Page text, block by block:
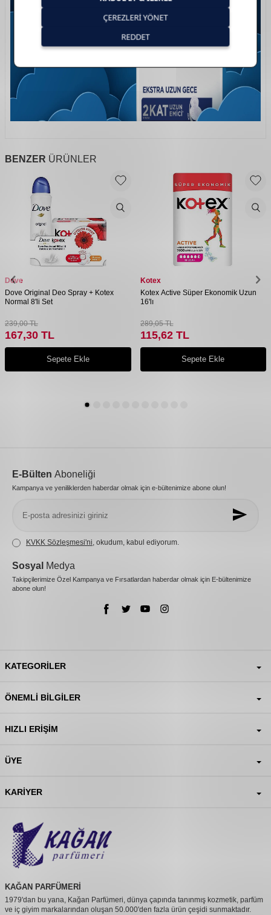
BENZER ÜRÜNLER
Dove
Dove Original Deo Spray + Kotex
Normal 8'li Set
239,00TL
167,30 TL
Sepete Ekle
Kotex
Kotex Active Süper Ekonomik Uzun
16'lı
289,05TL
115,62TL
Sepete Ekle
E-Bülten Aboneliği
Kampanya ve yeniliklerden haberdar olmak için e-bültenimize abone olun!
KVKK Sözleşmesi'ni , okudum, kabul ediyorum.
Sosyal Medya
Takipçilerimize Özel Kampanya ve Fırsatlardan haberdar olmak için E-bültenimize
abone olun!
KATEGORILER
ÖNEMLI BILGILER
HIZLI ERIŞIM
ÜYE
KARIYER
KAĞAN PARFÜMERİ
1979'dan bu yana, Kağan Parfümeri, dünya çapında tanınmış kozmetik, parfüm
ve iç giyim markalarından oluşan 50.000'den fazla ürün çeşidi sunmaktadır.